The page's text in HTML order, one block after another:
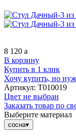
8 120 a
В корзину
Купить в 1 клик
Хочу купить, но
Артикул: Т010019
Цвет не выбран
Заказать товар по
Выберите материал
сосна▾